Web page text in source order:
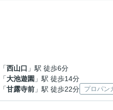
「西山口 」駅 徒歩6分
「大池遊園 」駅 徒歩14分
「甘露寺前 」駅 徒歩22分 プロパン